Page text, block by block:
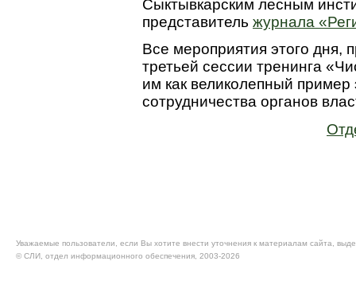
Сыктывкарским лесным
представитель журнала
Все мероприятия этого дня,
третьей сессии тренинга
им как великолепный
сотрудничества органов
Уважаемые пользователи, если Вы хотите внести уточнения к материалам сайта,
© CЛИ, отдел информационного обеспечения, 2003-2026